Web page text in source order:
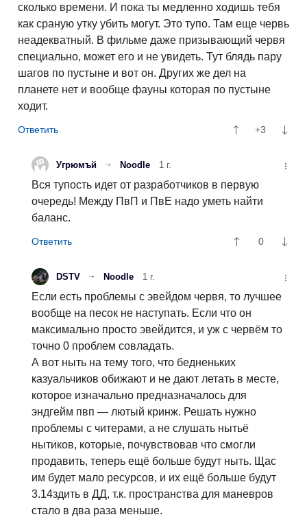
сколько времени. И пока ты медленно ходишь тебя
как сраную утку убить могут. Это тупо. Там еще червь
неадекватный. В фильме даже призывающий червя
специально, может его и не увидеть. Тут блядь пару
шагов по пустыне и вот он. Других же дел на
планете нет и вообще фауны которая по пустыне
ходит.
+3
Угрюмъй Noodle 1 г.
Вся тупость идет от разработчиков в первую
очередь! Между ПвП и ПвЕ надо уметь найти
баланс.
0
DSTV Noodle 1 г.
Если есть проблемы с эвейдом червя, то лучшее
вообще на песок не наступать. Если что он
максимально просто эвейдится, и уж с червём то
точно 0 проблем совладать.
А вот ныть на тему того, что бедненьких
казуальчиков обижают и не дают летать в месте,
которое изначально предназначалось для
эндгейм пвп — лютый кринж. Решать нужно
проблемы с читерами, а не слушать нытьё
нытиков, которые, почувствовав что смогли
продавить, теперь ещё больше будут ныть. Щас
им будет мало ресурсов, и их ещё больше будут
3.14здить в ДД, т.к. пространства для маневров
стало в два раза меньше.